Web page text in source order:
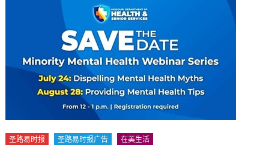
执掌密苏里植物园近四十年 致力推动全球植物多样性研究与中美
合作 Peter Raven 博士逝世 享年89岁
一晃三十年，初夏又相逢。中华日，等你来赴约 —— 密苏里植物
园“中华日三十周年特别报道（五）
筝声与琴韵交汇：刘励(Li Statler)与钢琴家Darek演绎一场古筝
与钢琴的精彩对话
圣路易时报 圣路易时报广告 在美生活